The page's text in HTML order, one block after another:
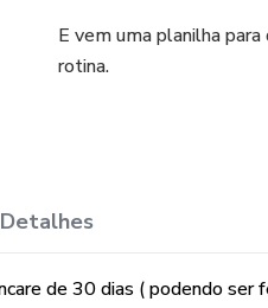
E vem uma planilha
rotina.
Detalhes
de 30 dias ( podendo ser